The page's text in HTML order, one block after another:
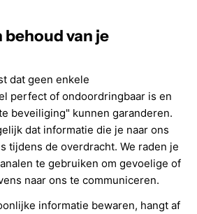
van je
dat geen enkele
perfect of ondoordringbaar is en
beveiliging" kunnen garanderen.
dat informatie die je naar ons
tijdens de overdracht. We raden je
te gebruiken om gevoelige of
naar ons te communiceren.
informatie bewaren, hangt af